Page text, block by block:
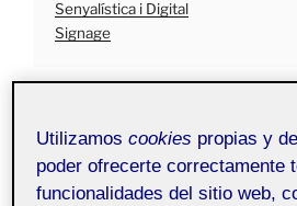
Senyalística i Digital
Signage
festival Brunch In.
Error on kaltura services.
Utilizamoscookies propias y
poder ofrecerte correctamente
funcionalidades del sitio web,